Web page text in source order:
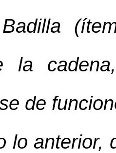
Badilla
la
de
lo anterior,